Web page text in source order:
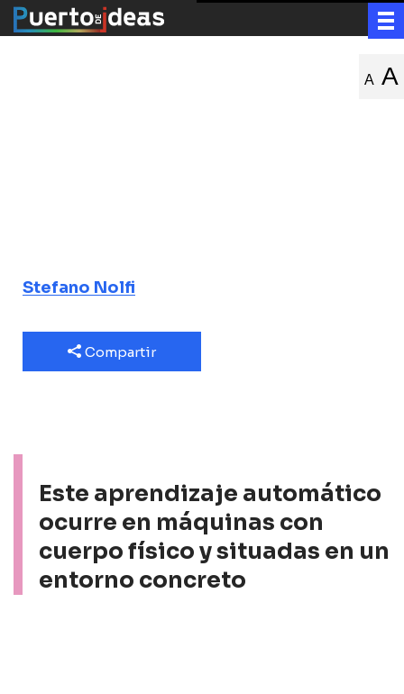
A A
Stefano Nolfi
Compartir
Este aprendizaje automático
ocurre en máquinas con
cuerpo físico y situadas en un
entorno concreto